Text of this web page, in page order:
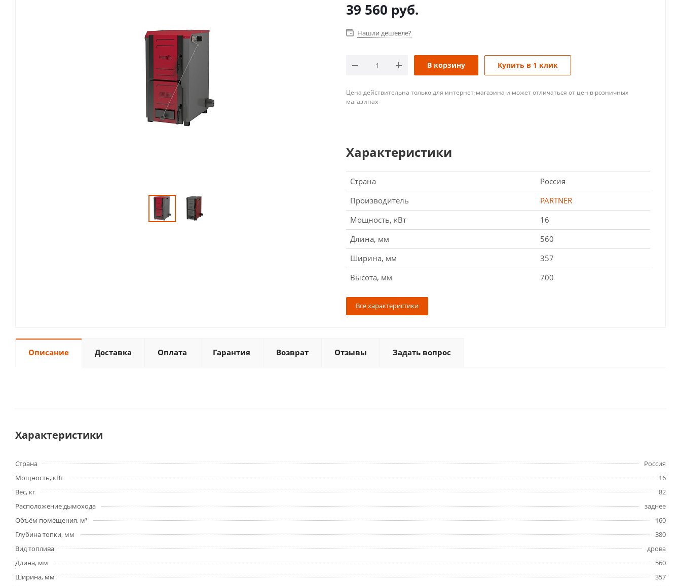
39 560 руб.
Нашли дешевле?
В корзину Купить в 1 клик
Цена действительна только для интернет-магазина и может отличаться от цен в розничных
магазинах
Характеристики
Страна
Россия
Производитель
PARTNЁR
Мощность, кВт
16
Длина, мм
560
Ширина, мм
357
Высота, мм
700
Все характеристики
Описание Доставка Оплата Гарантия Возврат Отзывы Задать вопрос
Характеристики
Страна
Россия
Мощность, кВт
16
Вес, кг
82
Расположение дымохода
заднее
Объём помещения, м³
160
Глубина топки, мм
380
Вид топлива
дрова
Длина, мм
560
Ширина, мм
357